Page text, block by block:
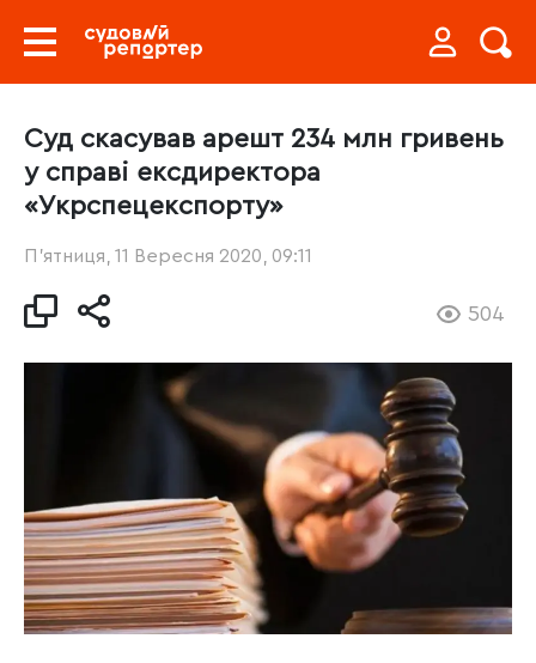
Суд скасував арешт 234 млн гривень
у справі ексдиректора
«Укрспецекспорту»
П’ятниця, 11 Вересня 2020, 09:11
504